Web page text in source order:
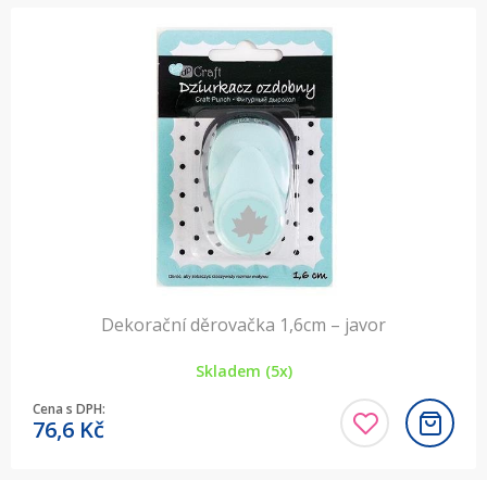
Dekorační děrovačka 1,6cm – javor
Skladem (5x)
Cena s DPH:
76,6 Kč